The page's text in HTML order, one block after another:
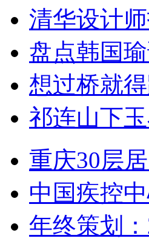
清华设计
盘点韩国
想过桥就
祁连山下
重庆30层
中国疾控
年终策划